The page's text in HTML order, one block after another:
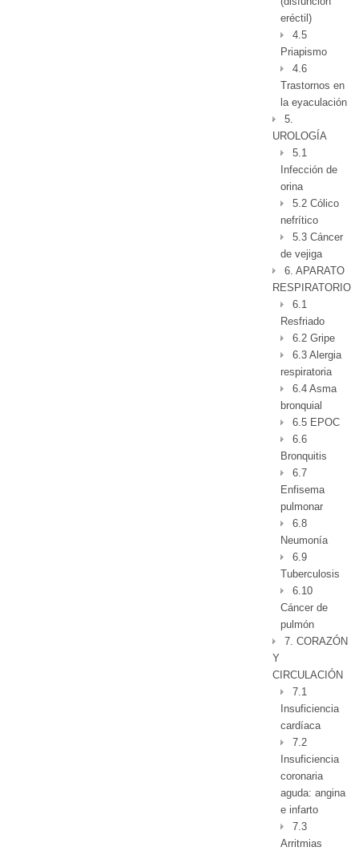
eréctil)
4.5
Priapismo
4.6
Trastornos en
la eyaculación
5.
UROLOGÍA
5.1
Infección de
orina
5.2 Cólico
nefrítico
5.3 Cáncer
de vejiga
6. APARATO
RESPIRATORIO
6.1
Resfriado
6.2 Gripe
6.3 Alergia
respiratoria
6.4 Asma
bronquial
6.5 EPOC
6.6
Bronquitis
6.7
Enfisema
pulmonar
6.8
Neumonía
6.9
Tuberculosis
6.10
Cáncer de
pulmón
7. CORAZÓN
Y
CIRCULACIÓN
7.1
Insuficiencia
cardíaca
7.2
Insuficiencia
coronaria
aguda: angina
e infarto
7.3
Arritmias